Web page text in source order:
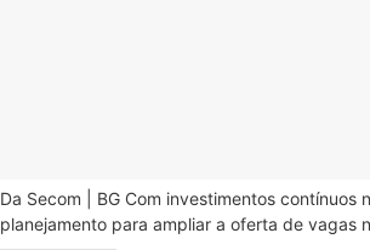
Da Secom | BG Com investimentos contínuos
planejamento para ampliar a oferta de vagas